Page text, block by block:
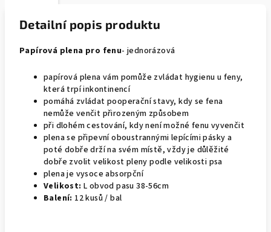
Detailní popis produktu
Papírová plena pro fenu- jednorázová
papírová plena vám pomůže zvládat hygienu u feny,
která trpí inkontinencí
pomáhá zvládat pooperační stavy, kdy se fena
nemůže venčit přirozeným způsobem
při dlohém cestování, kdy není možné fenu vyvenčit
plena se připevní oboustrannými lepícími pásky a
poté dobře drží na svém místě, vždy je důlěžité
dobře zvolit velikost pleny podle velikosti psa
plena je vysoce absorpční
Velikost: L obvod pasu 38-56cm
Balení: 12 kusů / bal